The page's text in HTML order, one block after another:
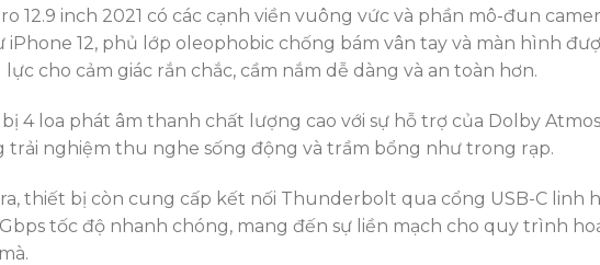
12.9 inch 2021 có các cạnh viền vuông vức và phần mô-đun
iPhone 12, phủ lớp oleophobic chống bám vân tay và màn hình
lực cho cảm giác rắn chắc, cầm nắm dễ dàng và an toàn hơn.
4 loa phát âm thanh chất lượng cao với sự hỗ trợ của Dolby
trải nghiệm thu nghe sống động và trầm bổng như trong rạp.
thiết bị còn cung cấp kết nối Thunderbolt qua cổng USB-C linh
tốc độ nhanh chóng, mang đến sự liền mạch cho quy trình